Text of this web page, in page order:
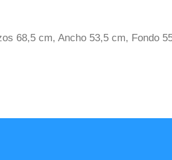
68,5 cm, Ancho 53,5 cm, Fondo